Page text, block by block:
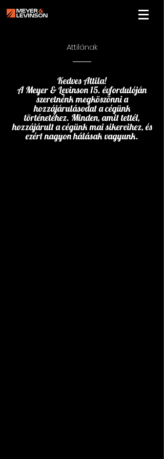
Attilának
Kedves Attila!
A Meyer & Levinson 15. évfordulóján
szeretnénk megköszönni a
hozzájárulásodat a cégünk
történetéhez. Minden, amit tettél,
hozzájárult a cégünk mai sikereihez, és
ezért nagyon hálásak vagyunk.